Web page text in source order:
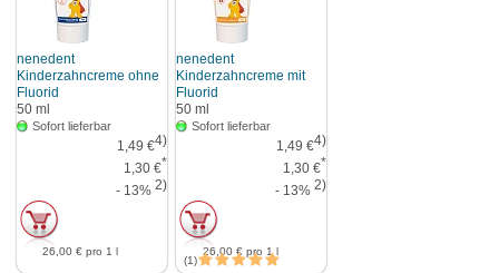
nenedent
Kinderzahncreme ohne
Fluorid
50ml
Sofort lieferbar
1,49 €4)
1,30 €*
- 13%2)
26,00 € pro 1 l
nenedent
Kinderzahncreme mit
Fluorid
50ml
Sofort lieferbar
1
1,49 €4)
1,30 €*
- 13%2)
26,00 €pro 1 l